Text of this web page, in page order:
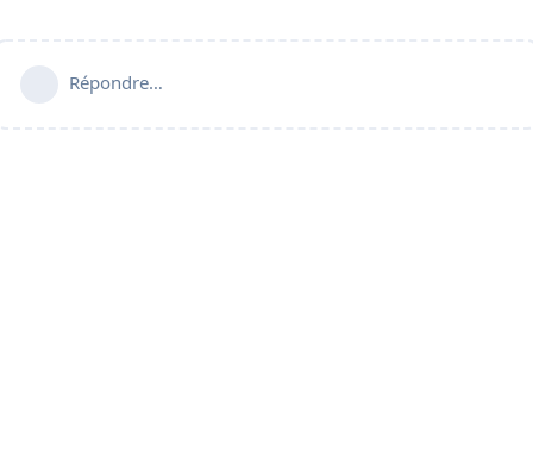
Répondre…